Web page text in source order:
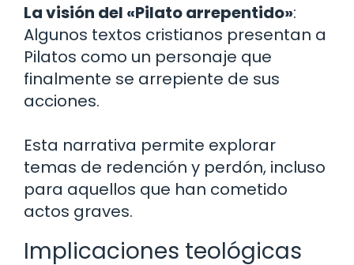
La visión del «Pilato arrepentido»:
Algunos textos cristianos presentan a
Pilatos como un personaje que
finalmente se arrepiente de sus
acciones.
Esta narrativa permite explorar
temas de redención y perdón, incluso
para aquellos que han cometido
actos graves.
Implicaciones teológicas